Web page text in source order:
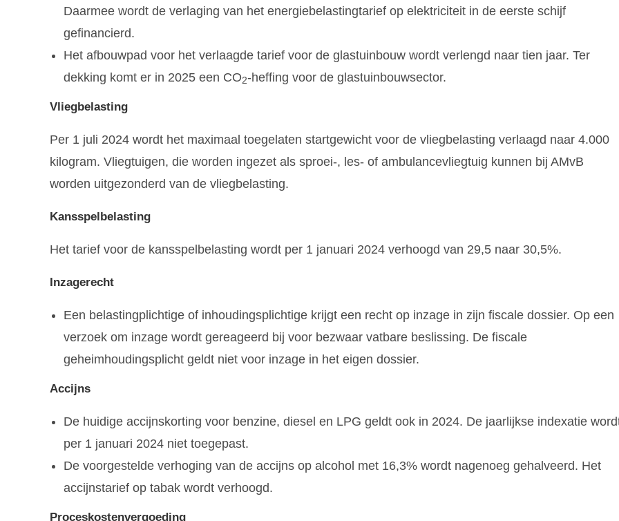
Daarmee wordt de verlaging van het energiebelastingtarief op elektriciteit in de eerste schijf
gefinancierd.
Het afbouwpad voor het verlaagde tarief voor de glastuinbouw wordt verlengd naar tien jaar. Ter
dekking komt er in 2025 een CO2-heffing voor de glastuinbouwsector.
Vliegbelasting
Per 1 juli 2024 wordt het maximaal toegelaten startgewicht voor de vliegbelasting verlaagd naar 4.000
kilogram. Vliegtuigen, die worden ingezet als sproei-, les- of ambulancevliegtuig kunnen bij AMvB
worden uitgezonderd van de vliegbelasting.
Kansspelbelasting
Het tarief voor de kansspelbelasting wordt per 1 januari 2024 verhoogd van 29,5 naar 30,5%.
Inzagerecht
Een belastingplichtige of inhoudingsplichtige krijgt een recht op inzage in zijn fiscale dossier. Op een
verzoek om inzage wordt gereageerd bij voor bezwaar vatbare beslissing. De fiscale
geheimhoudingsplicht geldt niet voor inzage in het eigen dossier.
Accijns
De huidige accijnskorting voor benzine, diesel en LPG geldt ook in 2024. De jaarlijkse indexatie
per 1 januari 2024 niet toegepast.
De voorgestelde verhoging van de accijns op alcohol met 16,3% wordt nagenoeg gehalveerd. Het
accijnstarief op tabak wordt verhoogd.
Proceskostenvergoeding